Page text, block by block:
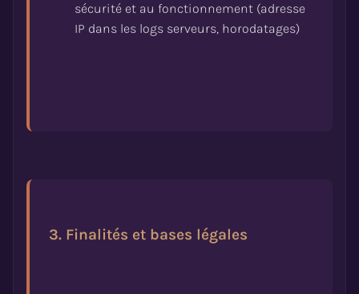
sécurité et au fonctionnement (adresse
3. Finalités et bases légales